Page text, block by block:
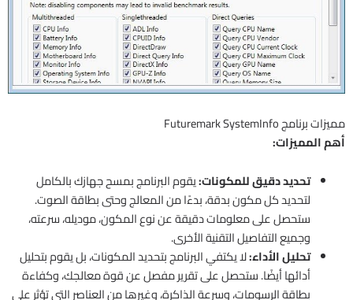
مميزات برنامج Futuremark SystemInfo
أهم المميزات:
تحديد دقيق للمكونات:يقوم البرنامج بمسح جهازك بالكامل
لتحديد كل مكون بدقة، بدءًا من المعالج وحتى بطاقة الصوت.
ستحصل على معلومات دقيقة عن نوع المكون، موديله، سرعته،
وجميع التفاصيل التقنية الأخرى.
تحليل الأداء:لا يكتفي البرنامج بتحديد المكونات، بل يقوم بتحليل
أدائها أيضًا. ستحصل على تقرير مفصل عن قوة معالجك، وكفاءة
بطاقة الرسومات، وسرعة الذاكرة، وغيرها من العناصر التي تؤثر على